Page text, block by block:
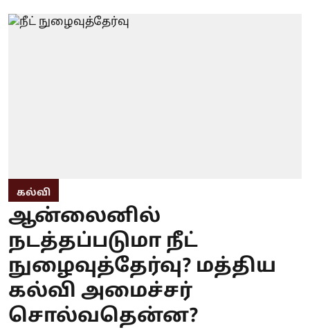
கல்வி
ஆன்லைனில்
நடத்தப்படுமா நீட்
நுழைவுத்தேர்வு? மத்திய
கல்வி அமைச்சர்
சொல்வதென்ன?